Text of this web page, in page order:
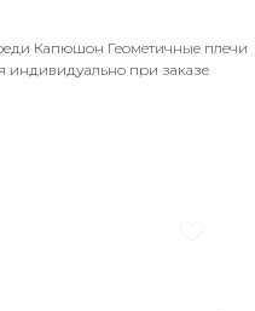
Капюшон Геометичные плечи
индивидуально при заказе